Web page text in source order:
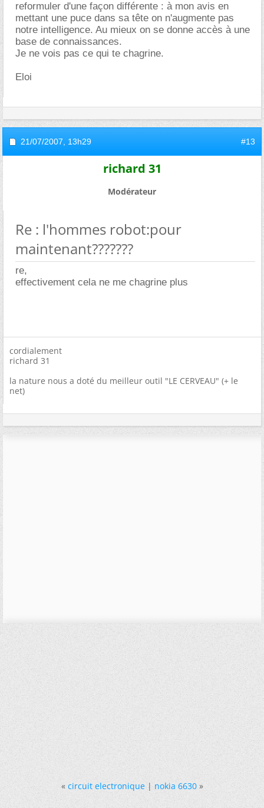
reformuler d'une façon différente : à mon avis en
mettant une puce dans sa tête on n'augmente pas
notre intelligence. Au mieux on se donne accès à une
base de connaissances.
Je ne vois pas ce qui te chagrine.
Eloi
21/07/2007, 13h29 #13
richard 31
Modérateur
Re : l'hommes robot:pour
maintenant???????
re,
effectivement cela ne me chagrine plus
cordialement
richard 31
la nature nous a doté du meilleur outil "LE CERVEAU" (+ le
net)
« circuit electronique|nokia 6630 »